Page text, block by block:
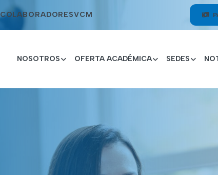
COLABORADORESVCM
NOSOTROS OFERTA ACADÉMICA SEDES